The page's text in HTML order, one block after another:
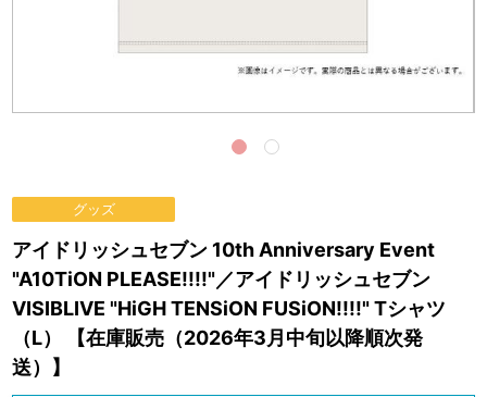
グッズ
アイドリッシュセブン 10th Anniversary Event
"A10TiON PLEASE!!!!"／アイドリッシュセブン
VISIBLIVE "HiGH TENSiON FUSiON!!!!" Tシャツ
（L） 【在庫販売（2026年3月中旬以降順次発
送）】